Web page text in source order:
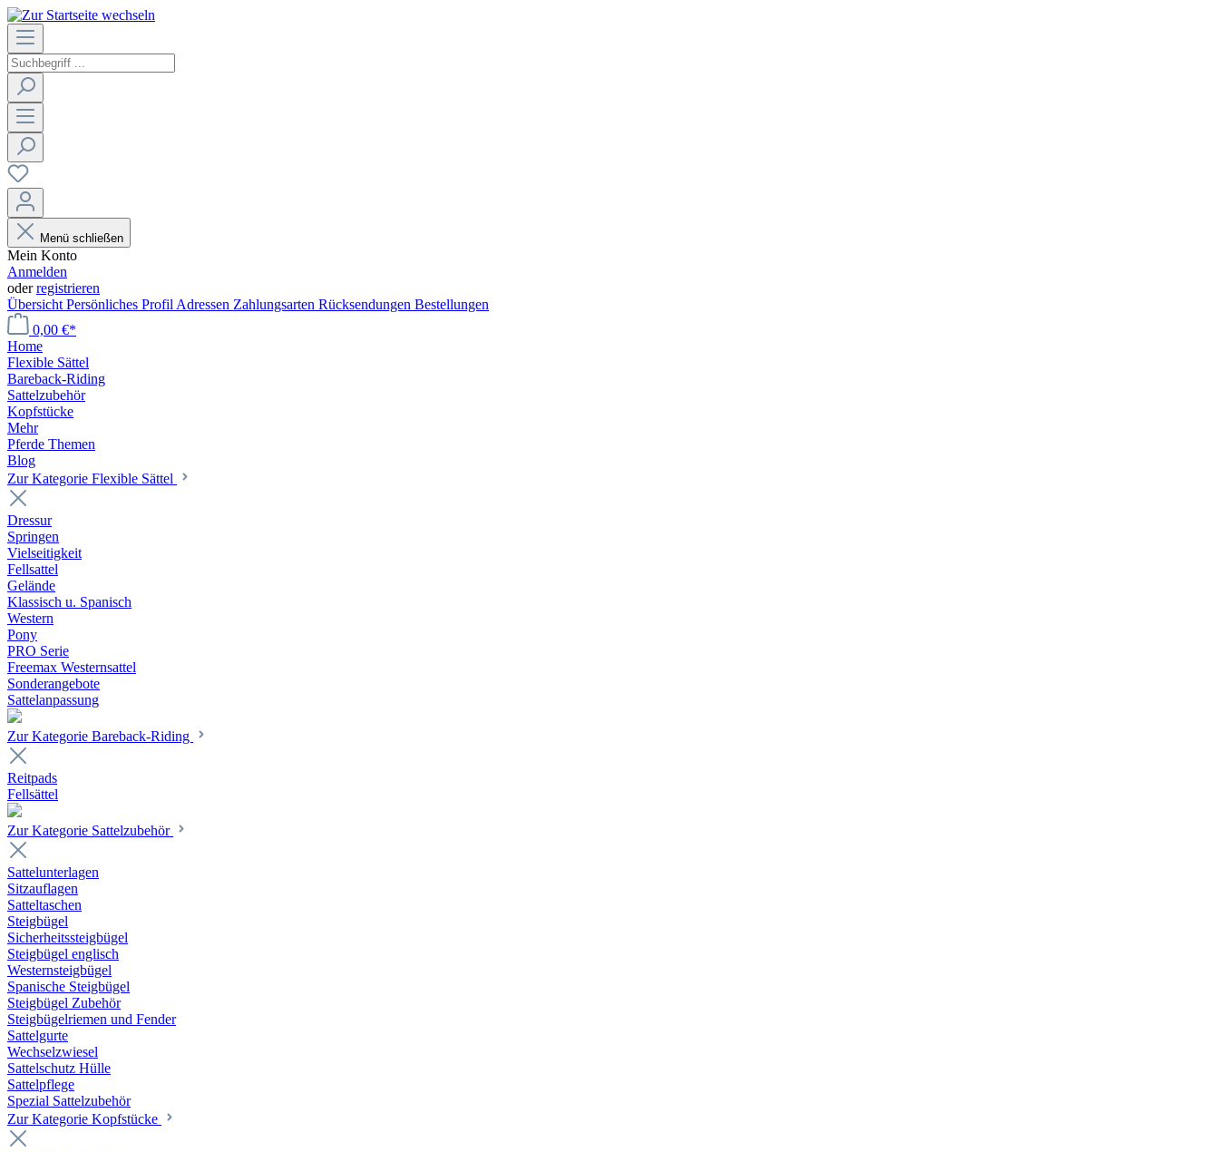
Menü schließen
Mein Konto
Anmelden
oderregistrieren
Übersicht Persönliches Profil Adressen Zahlungsarten Rücksendungen Bestellungen
0,00 €*
Home
Flexible Sättel
Bareback-Riding
Sattelzubehör
Kopfstücke
Mehr
Pferde Themen
Blog
Zur Kategorie Flexible Sättel
Dressur
Springen
Vielseitigkeit
Fellsattel
Gelände
Klassisch u. Spanisch
Western
Pony
PRO Serie
Freemax Westernsattel
Sonderangebote
Sattelanpassung
Zur Kategorie Bareback-Riding
Reitpads
Fellsättel
Zur Kategorie Sattelzubehör
Sattelunterlagen
Sitzauflagen
Satteltaschen
Steigbügel
Sicherheitssteigbügel
Steigbügel englisch
Westernsteigbügel
Spanische Steigbügel
Steigbügel Zubehör
Steigbügelriemen und Fender
Sattelgurte
Wechselzwiesel
Sattelschutz Hülle
Sattelpflege
Spezial Sattelzubehör
Zur Kategorie Kopfstücke